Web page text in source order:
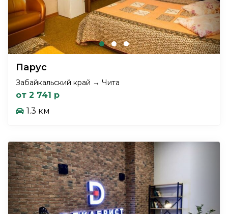
Парус
Забайкальский край → Чита
от 2 741 р
1.3 км